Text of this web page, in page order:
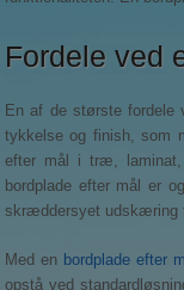
Fordele ved
En af de største fordele
tykkelse og finish, som
efter mål i træ, laminat,
bordplade efter mål er
skræddersyet udskæring
Med en bordplade efter
opstå ved